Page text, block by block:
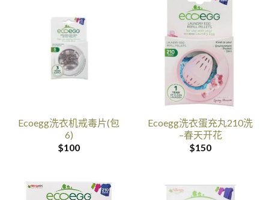
Ecoegg洗衣机戒毒片(包
6)
$100
Ecoegg洗衣蛋充丸210洗
–春天开花
$150